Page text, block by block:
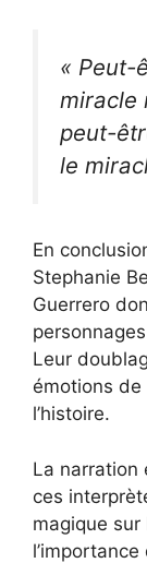
« Peut-
miracle
peut-
le
En
Stephanie
Guerrero
Leur
émotions
l’histoire.
La narration
ces
magique